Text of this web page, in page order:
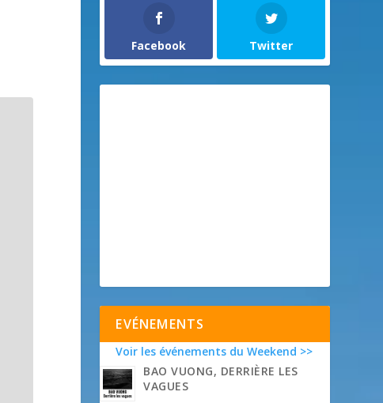
Facebook Twitter
EVÉNEMENTS
Voir les événements du Weekend >>
BAO VUONG, DERRIÈRE LES
VAGUES